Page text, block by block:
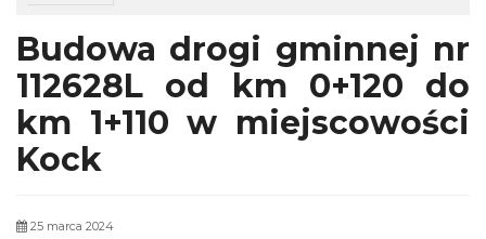
Budowa drogi gminnej nr
112628L od km 0+120 do
km 1+110 w miejscowości
Kock
25 marca 2024